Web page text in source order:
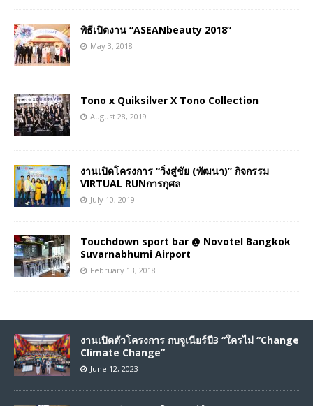
พิธีเปิดงาน “ASEANbeauty 2018”
May 3, 2018
Tono x Quiksilver X Tono Collection
August 28, 2019
งานเปิดโครงการ “วิ่งสู่ชัย (พัฒนา)” กิจกรรม
VIRTUAL RUNการกุศล
July 10, 2019
Touchdown sport bar @ Novotel Bangkok
Suvarnabhumi Airport
February 13, 2018
งานเปิดตัวโครงการ กบจูเนียร์ปี3 “ใครไม่ “Change
Climate Change”
June 12, 2023